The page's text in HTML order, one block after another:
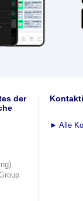
der
► Alle